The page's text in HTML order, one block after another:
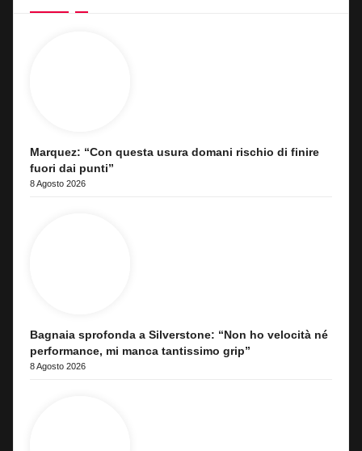
Marquez: “Con questa usura domani rischio di finire
fuori dai punti”
8 Agosto 2026
Bagnaia sprofonda a Silverstone: “Non ho velocità né
performance, mi manca tantissimo grip”
8 Agosto 2026